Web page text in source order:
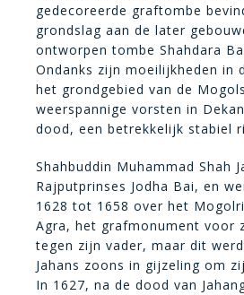
gedecoreerde graftombe
grondslag aan de later
ontworpen tombe Shahdara
Ondanks zijn moeilijkheden in
het grondgebied van de
weerspannige vorsten in
dood, een betrekkelijk stabiel
Shahbuddin Muhammad Shah
Rajputprinses Jodha Bai, en
1628 tot 1658 over het
Agra, het grafmonument voor
tegen zijn vader, maar dit
Jahans zoons in gijzeling om
In 1627, na de dood van